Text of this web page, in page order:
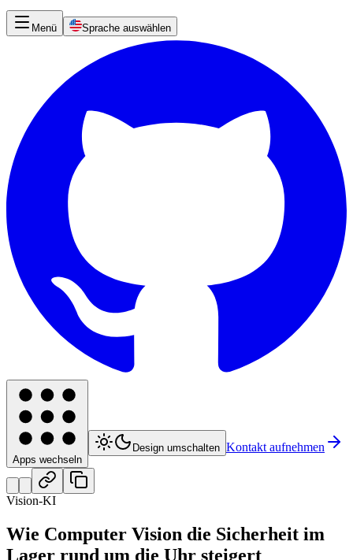
Menü Sprache auswählen
Apps wechseln
Design umschalten Kontakt aufnehmen
Vision-KI
Wie Computer Vision die Sicherheit im
Lager rund um die Uhr steigert